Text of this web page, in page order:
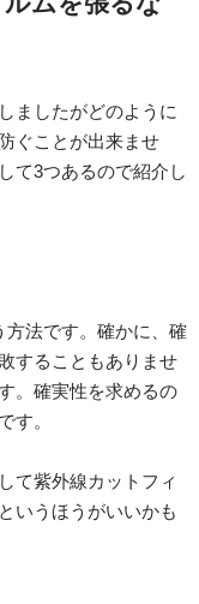
ましたがどのように
ぐことが出来ませ
て3つあるので紹介し
方法です。確かに、確
することもありませ
。確実性を求めるの
す。
て紫外線カットフィ
いうほうがいいかも